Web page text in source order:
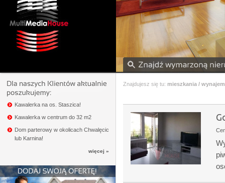
Kawalerka na os. Staszica!
Kawalerka w centrum do 32 m2
Dom parterowy w okolicach Chwalęcic
lub Karnina!
więcej »
Znajdujesz się tu: mieszkania / wynajem